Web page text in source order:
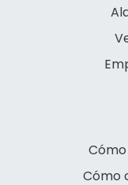
Cómo